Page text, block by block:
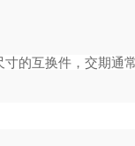
的互换件，交期通